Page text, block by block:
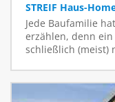
STREIF Haus-
Jede Baufamilie
erzählen, denn
schließlich (meist)